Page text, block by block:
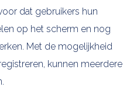
dat gebruikers hun
op het scherm en nog
Met de mogelijkheid
kunnen meerdere